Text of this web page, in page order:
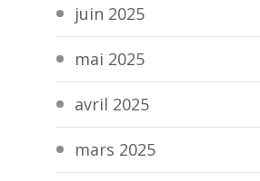
juin 2025
mai 2025
avril 2025
mars 2025